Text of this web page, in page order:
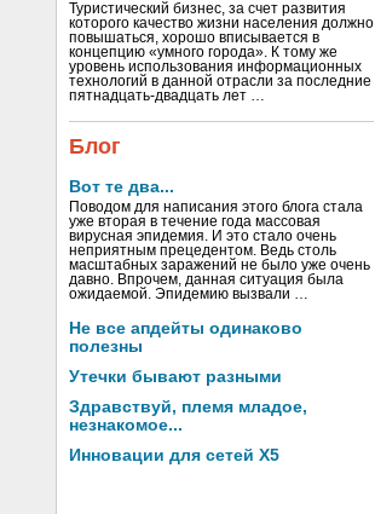
Туристический бизнес, за счет развития
которого качество жизни населения должно
повышаться, хорошо вписывается в
концепцию «умного города». К тому же
уровень использования информационных
технологий в данной отрасли за последние
пятнадцать-двадцать лет …
Блог
Вот те два...
Поводом для написания этого блога стала
уже вторая в течение года массовая
вирусная эпидемия. И это стало очень
неприятным прецедентом. Ведь столь
масштабных заражений не было уже очень
давно. Впрочем, данная ситуация была
ожидаемой. Эпидемию вызвали …
Не все апдейты одинаково
полезны
Утечки бывают разными
Здравствуй, племя младое,
незнакомое...
Инновации для сетей X5